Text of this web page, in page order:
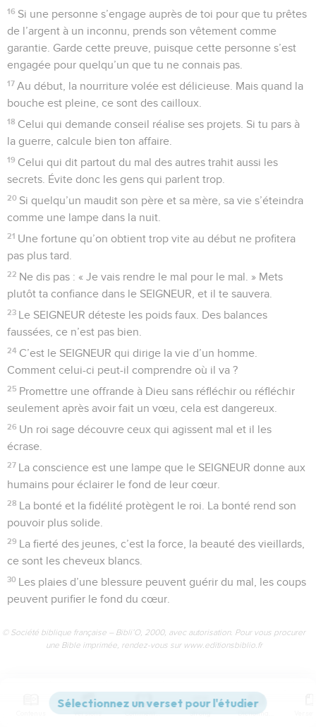
16 Si une personne s’engage auprès de toi pour que tu prêtes
de l’argent à un inconnu, prends son vêtement comme
garantie. Garde cette preuve, puisque cette personne s’est
engagée pour quelqu’un que tu ne connais pas.
17 Au début, la nourriture volée est délicieuse. Mais quand la
bouche est pleine, ce sont des cailloux.
18 Celui qui demande conseil réalise ses projets. Si tu pars à
la guerre, calcule bien ton affaire.
19 Celui qui dit partout du mal des autres trahit aussi les
secrets. Évite donc les gens qui parlent trop.
20 Si quelqu’un maudit son père et sa mère, sa vie s’éteindra
comme une lampe dans la nuit.
21 Une fortune qu’on obtient trop vite au début ne profitera
pas plus tard.
22 Ne dis pas : « Je vais rendre le mal pour le mal. » Mets
plutôt ta confiance dans le SEIGNEUR, et il te sauvera.
23 Le SEIGNEUR déteste les poids faux. Des balances
faussées, ce n’est pas bien.
24 C’est le SEIGNEUR qui dirige la vie d’un homme.
Comment celui-ci peut-il comprendre où il va ?
25 Promettre une offrande à Dieu sans réfléchir ou réfléchir
seulement après avoir fait un vœu, cela est dangereux.
26 Un roi sage découvre ceux qui agissent mal et il les
écrase.
27 La conscience est une lampe que le SEIGNEUR donne aux
humains pour éclairer le fond de leur cœur.
28 La bonté et la fidélité protègent le roi. La bonté rend son
pouvoir plus solide.
29 La fierté des jeunes, c’est la force, la beauté des vieillards,
ce sont les cheveux blancs.
30 Les plaies d’une blessure peuvent guérir du mal, les coups
peuvent purifier le fond du cœur.
© Société biblique française – Bibli’O, 2000, avec autorisation. Pour vous procurer
une Bible imprimée, rendez-vous sur www.editionsbiblio.fr
Proverbes 21
Versions Commentaires Strong